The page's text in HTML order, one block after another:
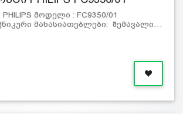
მოდელი : FC9350/01
მახასიათებლები: შემავალი…